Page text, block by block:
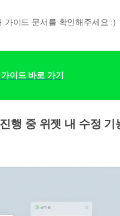
가이드 문서를 확인해주세요 :)
이드 바로 가기
행 중 위젯 내 수정 기